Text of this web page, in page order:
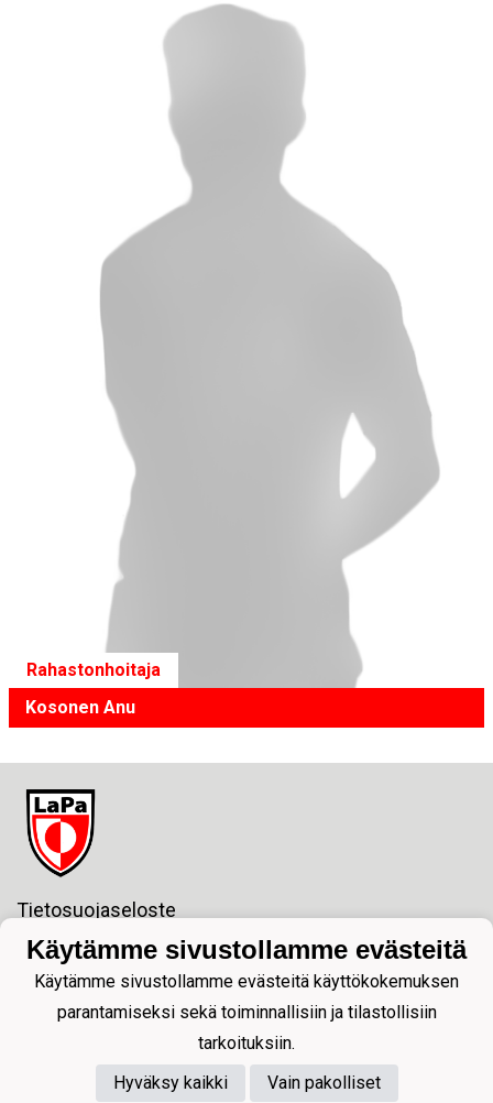
Rahastonhoitaja
Kosonen Anu
Tietosuojaseloste
Fc LaPa ry
Y-tunnus:1811138-2
sposti:lapajuniorit@gmail.com
Postiosoite:
Pormestarinkatu 6 2 krs.
53100 LAPPEENRANTA
Käytämme sivustollamme evästeitä
Käytämme sivustollamme evästeitä käyttökokemuksen
parantamiseksi sekä toiminnallisiin ja tilastollisiin
tarkoituksiin.
Hyväksy kaikki
Vain pakolliset